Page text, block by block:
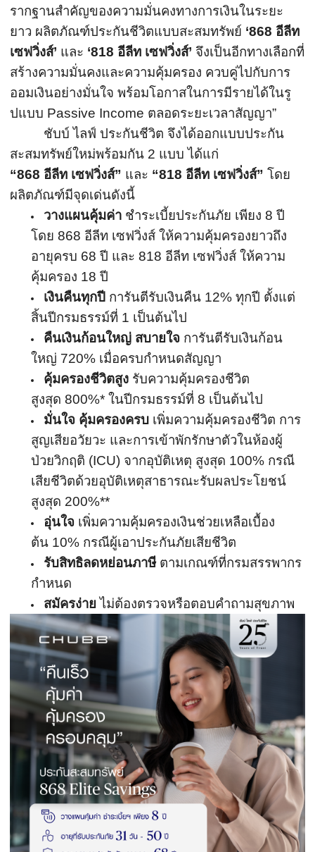
รากฐานสำคัญของความมั่นคงทางการเงินในระยะ
ยาว ผลิตภัณฑ์ประกันชีวิตแบบสะสมทรัพย์ ‘868อีลีท
เซฟวิ่งส์’ และ ‘818อีลีท เซฟวิ่งส์’ จึงเป็นอีกทางเลือกที่
สร้างความมั่นคงและความคุ้มครอง ควบคู่ไปกับการ
ออมเงินอย่างมั่นใจ พร้อมโอกาสในการมีรายได้ในรู
ปแบบ Passive Income ตลอดระยะเวลาสัญญา”
ชับบ์ ไลฟ์ ประกันชีวิต จึงได้ออกแบบประกัน
สะสมทรัพย์ใหม่พร้อมกัน 2 แบบ ได้แก่
“868อีลีท เซฟวิ่งส์” และ “818อีลีท เซฟวิ่งส์” โดย
ผลิตภัณฑ์มีจุดเด่นดังนี้
วางแผนคุ้มค่า ชำระเบี้ยประกันภัย เพียง8ปี
โดย 868 อีลีท เซฟวิ่งส์ ให้ความคุ้มครองยาวถึง
อายุครบ 68 ปี และ 818 อีลีท เซฟวิ่งส์ ให้ความ
คุ้มครอง 18 ปี
เงินคืนทุกปี การันตีรับเงินคืน 12%ทุกปี ตั้งแต่
สิ้นปีกรมธรรม์ที่ 1 เป็นต้นไป
คืนเงินก้อนใหญ่ สบายใจ การันตีรับเงินก้อน
ใหญ่ 720% เมื่อครบกําหนดสัญญา
คุ้มครองชีวิตสูง รับความคุ้มครองชีวิต
สูงสุด800%*ในปีกรมธรรม์ที่8 เป็นต้นไป
มั่นใจ คุ้มครองครบ เพิ่มความคุ้มครองชีวิต การ
สูญเสียอวัยวะ และการเข้าพักรักษาตัวในห้องผู้
ป่วยวิกฤติ (ICU) จากอุบัติเหตุ สูงสุด 100% กรณี
เสียชีวิตด้วยอุบัติเหตุสาธารณะรับผลประโยชน์
สูงสุด 200%**
อุ่นใจ เพิ่มความคุ้มครองเงินช่วยเหลือเบื้อง
ต้น 10% กรณีผู้เอาประกันภัยเสียชีวิต
รับสิทธิลดหย่อนภาษีตามเกณฑ์ที่กรมสรรพากร
กำหนด
สมัครง่ายไม่ต้องตรวจหรือตอบคำถามสุขภาพ